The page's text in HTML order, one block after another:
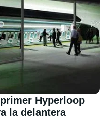
Hyperloop
la delantera